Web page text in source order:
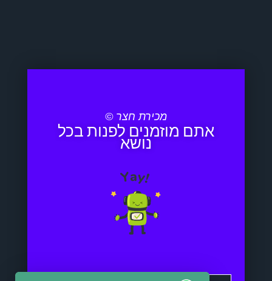
מכירת חצר ©
אתם מוזמנים לפנות בכל
נושא